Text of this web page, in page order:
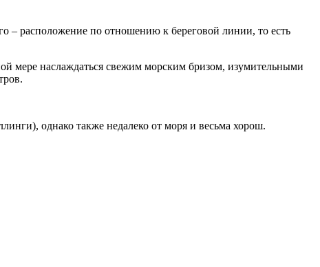
– расположение по отношению к береговой линии, то есть
мере наслаждаться свежим морским бризом, изумительными
однако также недалеко от моря и весьма хорош.